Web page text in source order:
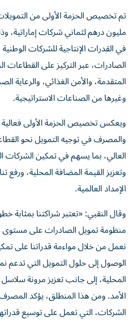
مليون درهم لثماني شركات إماراتية،
في القدرات الإنتاجية للشركات
الصادرات، عبر التركيز على القطاعات
المتقدمة، والأمن الغذائي، والرعاية
وغيرها من الصناعات الاستراتيجية.
ويعكس تخصيص الحزمة الأولى فعالية
والمصرف في توجيه التمويل نحو
العالي، بما يسهم في تمكين الشركات
وتعزيز القيمة المضافة المحلية،
الإمداد العالمية.
وقال النقبي: «تعتبر شراكتنا بمثابة
منظومة تمويل الصادرات على مستوى
نعمل من خلال مواءمة قدراتنا على
الوصول إلى حلول التمويل التي تدعم
المحلية، إلى جانب تعزيز مرونة
الأمد. ومن هذا المنطلق، يؤكد
الشركات، التي تعمل على توسيع